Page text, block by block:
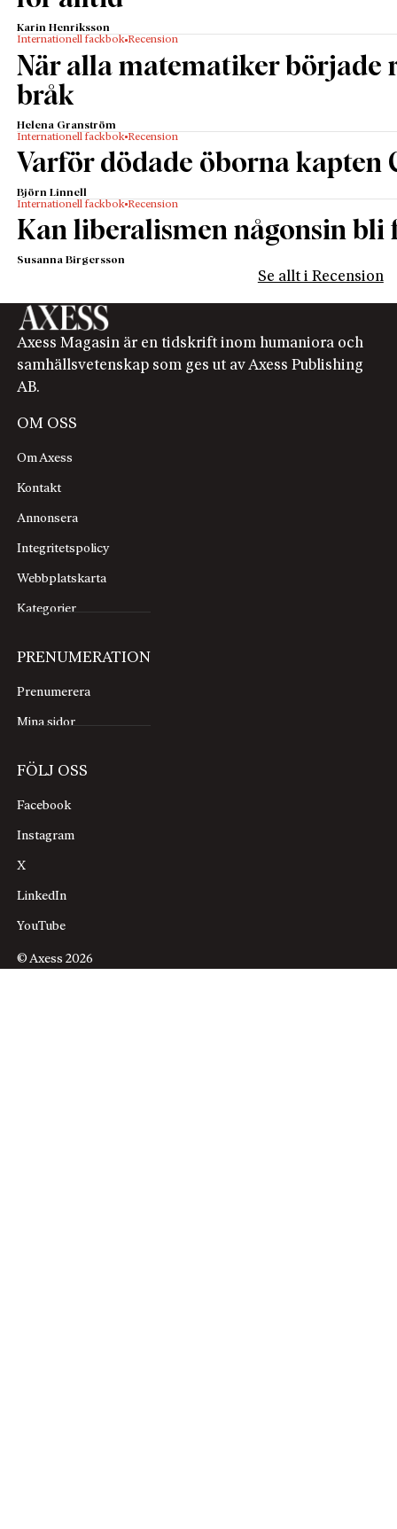
Karin Henriksson
Internationell fackbok Recension
När alla matematiker började
bråk
Helena Granström
Internationell fackbok Recension
Varför dödade öborna kapten
Björn Linnell
Internationell fackbok Recension
Kan liberalismen någonsin bli
Susanna Birgersson
Se allt i Recension
Axess Magasin är en tidskrift inom humaniora och
samhällsvetenskap som ges ut av Axess Publishing
AB.
OM OSS
Om Axess
Kontakt
Annonsera
Integritetspolicy
Webbplatskarta
Kategorier
PRENUMERATION
Prenumerera
Mina sidor
FÖLJ OSS
Facebook
Instagram
X
LinkedIn
YouTube
© Axess 2026